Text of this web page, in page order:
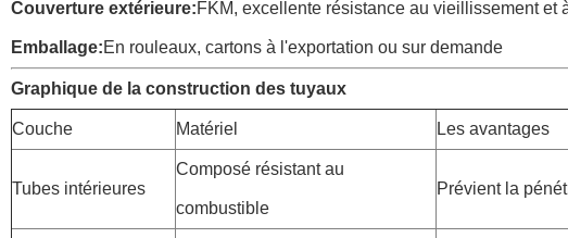
Couverture extérieure:FKM, excellente résistance au vieillissement et
Emballage:En rouleaux, cartons à l'exportation ou sur demande
Graphique de la construction des tuyaux
Couche Matériel Les avantages
Tubes intérieures
Composé résistant au
combustible
Prévient la